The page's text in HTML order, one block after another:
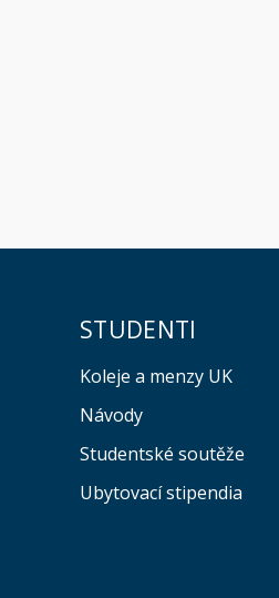
STUDENTI
Koleje a menzy UK
Návody
Studentské soutěže
Ubytovací stipendia